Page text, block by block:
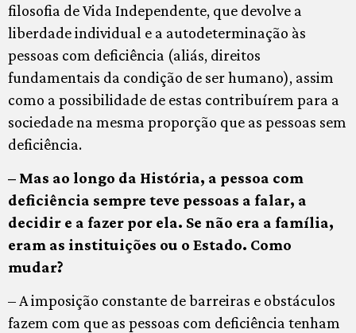
filosofia de Vida Independente, que devolve a
liberdade individual e a autodeterminação às
pessoas com deficiência (aliás, direitos
fundamentais da condição de ser humano), assim
como a possibilidade de estas contribuírem para a
sociedade na mesma proporção que as pessoas sem
deficiência.
– Mas ao longo da História, a pessoa com
deficiência sempre teve pessoas a falar, a
decidir e a fazer por ela. Se não era a família,
eram as instituições ou o Estado. Como
mudar?
– A imposição constante de barreiras e obstáculos
fazem com que as pessoas com deficiência tenham